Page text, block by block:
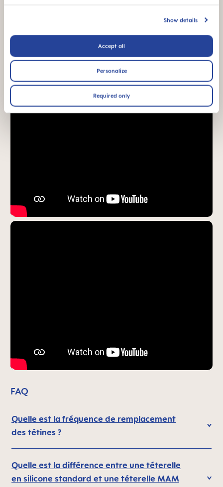
Show details
Accept all
Personalize
Required only
¹ Étude de marché 2009-2023, tests réalisés auprès de 1,588
Vidéos produits
FAQ
Quelle est la fréquence de remplacement
des tétines ?
Quelle est la différence entre une téterelle
en silicone standard et une téterelle MAM